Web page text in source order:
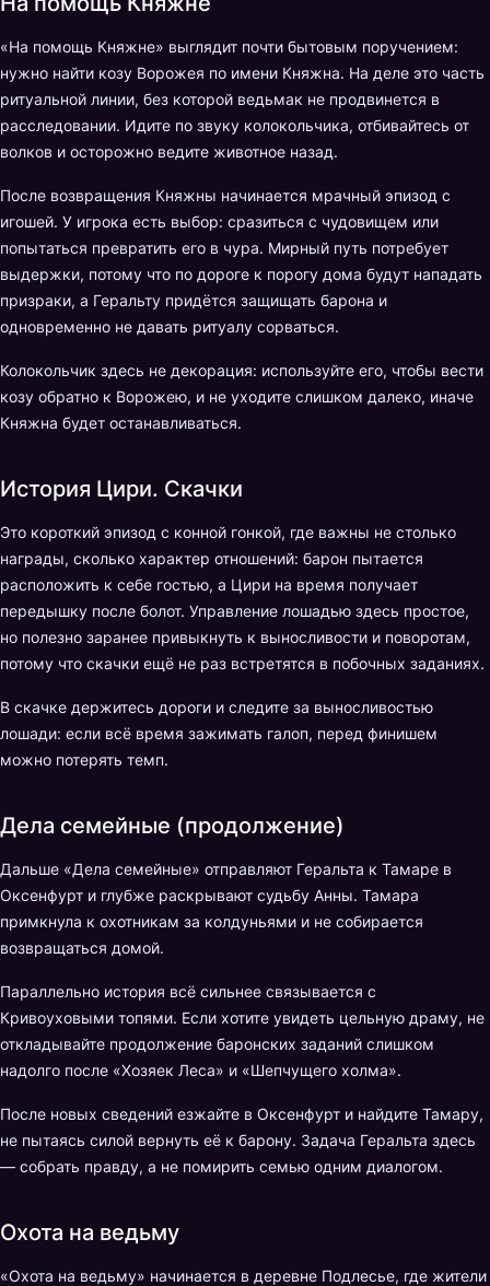
«На помощь Княжне» выглядит почти бытовым поручением:
нужно найти козу Ворожея по имени Княжна. На деле это часть
ритуальной линии, без которой ведьмак не продвинется в
расследовании. Идите по звуку колокольчика, отбивайтесь от
волков и осторожно ведите животное назад.
После возвращения Княжны начинается мрачный эпизод с
игошей. У игрока есть выбор: сразиться с чудовищем или
попытаться превратить его в чура. Мирный путь потребует
выдержки, потому что по дороге к порогу дома будут нападать
призраки, а Геральту придётся защищать барона и
одновременно не давать ритуалу сорваться.
Колокольчик здесь не декорация: используйте его, чтобы вести
козу обратно к Ворожею, и не уходите слишком далеко, иначе
Княжна будет останавливаться.
История Цири. Скачки
Это короткий эпизод с конной гонкой, где важны не столько
награды, сколько характер отношений: барон пытается
расположить к себе гостью, а Цири на время получает
передышку после болот. Управление лошадью здесь простое,
но полезно заранее привыкнуть к выносливости и поворотам,
потому что скачки ещё не раз встретятся в побочных заданиях.
В скачке держитесь дороги и следите за выносливостью
лошади: если всё время зажимать галоп, перед финишем
можно потерять темп.
Дела семейные (продолжение)
Дальше «Дела семейные» отправляют Геральта к Тамаре в
Оксенфурт и глубже раскрывают судьбу Анны. Тамара
примкнула к охотникам за колдуньями и не собирается
возвращаться домой.
Параллельно история всё сильнее связывается с
Кривоуховыми топями. Если хотите увидеть цельную драму, не
откладывайте продолжение баронских заданий слишком
надолго после «Хозяек Леса» и «Шепчущего холма».
После новых сведений езжайте в Оксенфурт и найдите Тамару,
не пытаясь силой вернуть её к барону. Задача Геральта здесь
— собрать правду, а не помирить семью одним диалогом.
Охота на ведьму
«Охота на ведьму» начинается в деревне Подлесье, где жители